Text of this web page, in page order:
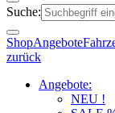
Suche:
ShopAngebote
zurück
Angebote:
NEU !